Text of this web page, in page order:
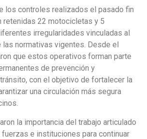
los controles realizados el pasado fin
retenidas 22 motocicletas y 5
irregularidades vinculadas al
normativas vigentes. Desde el
que estos operativos forman parte
de prevención y
con el objetivo de fortalecer la
una circulación más segura
la importancia del trabajo articulado
e instituciones para continuar